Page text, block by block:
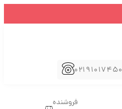
02191017450
فروشنده